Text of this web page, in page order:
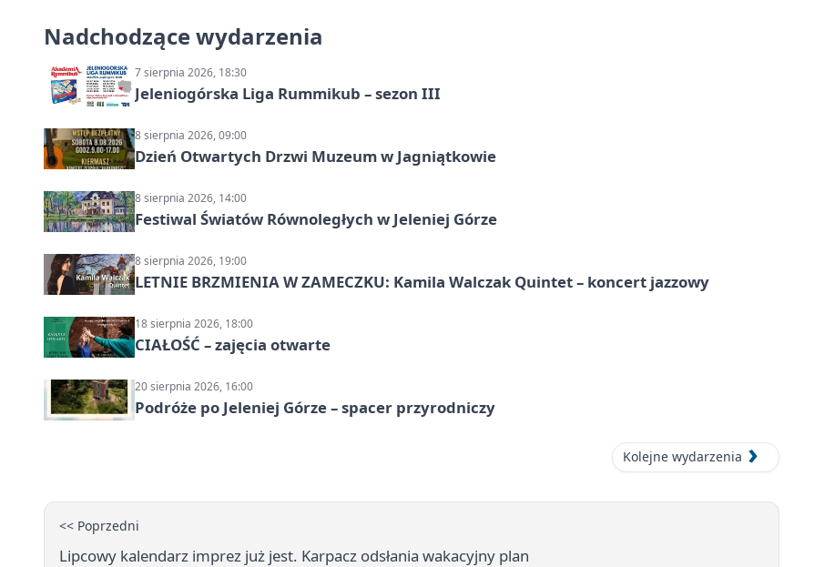
Nadchodzące wydarzenia
7 sierpnia 2026, 18:30
Jeleniogórska Liga Rummikub – sezon III
8 sierpnia 2026, 09:00
Dzień Otwartych Drzwi Muzeum w Jagniątkowie
8 sierpnia 2026, 14:00
Festiwal Światów Równoległych w Jeleniej Górze
8 sierpnia 2026, 19:00
LETNIE BRZMIENIA W ZAMECZKU: Kamila Walczak Quintet – koncert jazzowy
18 sierpnia 2026, 18:00
CIAŁOŚĆ – zajęcia otwarte
20 sierpnia 2026, 16:00
Podróże po Jeleniej Górze – spacer przyrodniczy
Kolejne wydarzenia
<< Poprzedni
Lipcowy kalendarz imprez już jest. Karpacz odsłania wakacyjny plan